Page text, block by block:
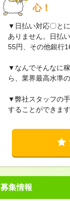
心！
▼日払い対応〇と
ありません。日払
55円、その他銀行
▼なんでそんなに
ら、業界最高水準
▼弊社スタッフの
することができま
募集情報